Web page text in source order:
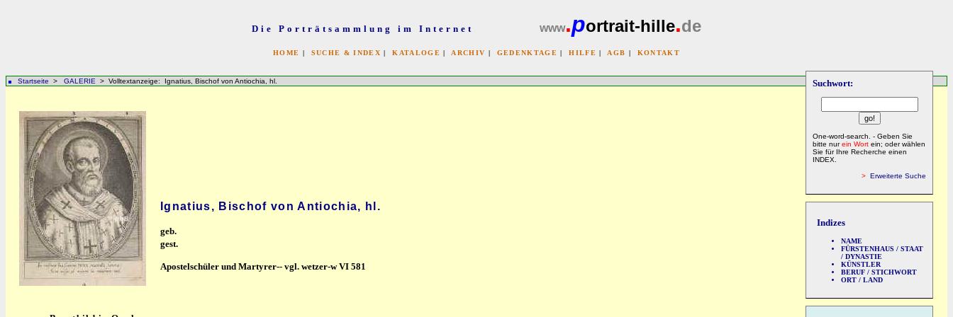
Die Porträtsammlung im Internet www.portrait-hille.de
HOME | SUCHE & INDEX |KATALOGE | ARCHIV | GEDENKTAGE |HILFE | AGB | KONTAKT
Suchwort:
One-word-search. - Geben Sie
bitte nurein Wort ein; oder wählen
Sie für Ihre Recherche einen
INDEX.
> Erweiterte Suche
Indizes
NAME
FÜRSTENHAUS / STAAT
/ DYNASTIE
KÜNSTLER
BERUF / STICHWORT
ORT / LAND
Startseite > GALERIE > Volltextanzeige: Ignatius, Bischof von Antiochia, hl.
Ignatius, Bischof von Antiochia, hl.
geb.
gest.
Apostelschüler und Martyrer-- vgl. wetzer-w VI 581